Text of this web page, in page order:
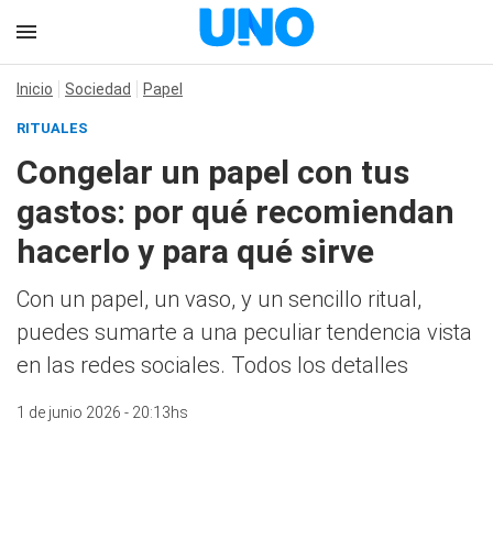
Inicio Sociedad Papel
RITUALES
Congelar un papel con tus
gastos: por qué recomiendan
hacerlo y para qué sirve
Con un papel, un vaso, y un sencillo ritual,
puedes sumarte a una peculiar tendencia vista
en las redes sociales. Todos los detalles
1 de junio 2026 - 20:13hs